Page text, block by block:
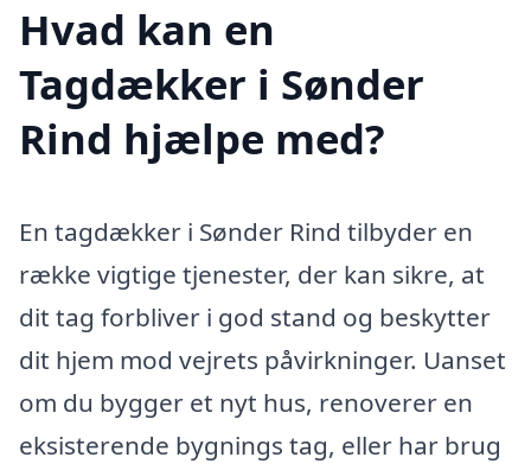
Hvad kan en
Tagdækker i Sønder
Rind hjælpe med?
En tagdækker i Sønder Rind tilbyder en
række vigtige tjenester, der kan sikre, at
dit tag forbliver i god stand og beskytter
dit hjem mod vejrets påvirkninger. Uanset
om du bygger et nyt hus, renoverer en
eksisterende bygnings tag, eller har brug